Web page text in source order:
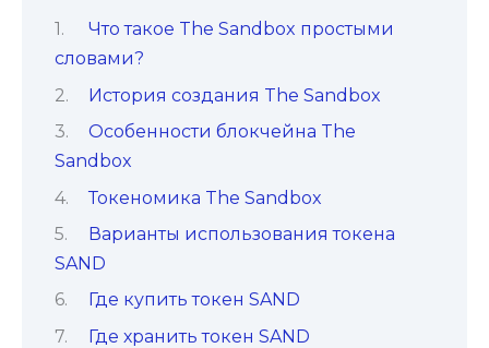
Что такое The Sandbox простыми
словами?
История создания The Sandbox
Особенности блокчейна The
Sandbox
Токеномика The Sandbox
Варианты использования токена
SAND
Где купить токен SAND
Где хранить токен SAND